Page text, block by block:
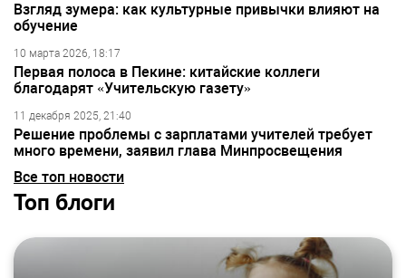
Взгляд зумера: как культурные привычки влияют на
обучение
10 марта 2026, 18:17
Первая полоса в Пекине: китайские коллеги
благодарят «Учительскую газету»
11 декабря 2025, 21:40
Решение проблемы с зарплатами учителей требует
много времени, заявил глава Минпросвещения
Все топ новости
Топ блоги